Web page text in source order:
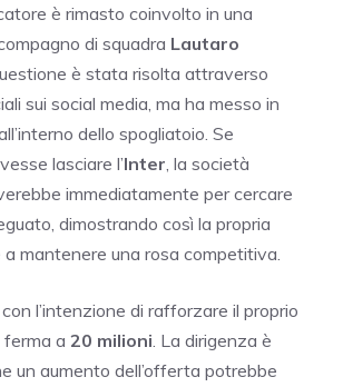
è rimasto coinvolto in una
di squadra Lautaro
è stata risolta attraverso
sui social media, ma ha messo in
dello spogliatoio. Se
lasciare l’Inter , la società
immediatamente per cercare
dimostrando così la propria
mantenere una rosa competitiva.
, con l’intenzione di rafforzare il proprio
ferma a 20 milioni . La dirigenza è
un aumento dell’offerta potrebbe